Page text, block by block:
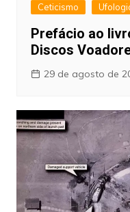
Ceticismo
Prefácio ao
Discos
29 de agosto de